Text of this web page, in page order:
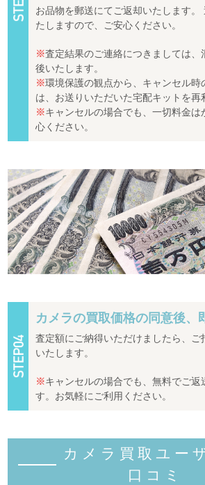
お品物を郵送にてご返却いたします。
たしますので、ご安心ください。
※査定結果のご連絡につきましては、
後いたします。
※環境保護の観点から、キャンセル時
は、お送りいただいた宅配キットを再
※キャンセルの場合でも、一切料金は
心ください。
カメラの買取価格の同意後、
査定額にご納得いただけましたら、ご
いたします。
※キャンセルの場合でも、無料でご返
す。お気軽にご利用ください。
カメラ買取ユー
口コミ